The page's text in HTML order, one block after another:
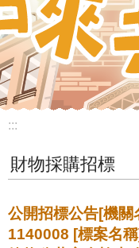
:::
財物採購招標
公開招標公告[機關
1140008 [標案名